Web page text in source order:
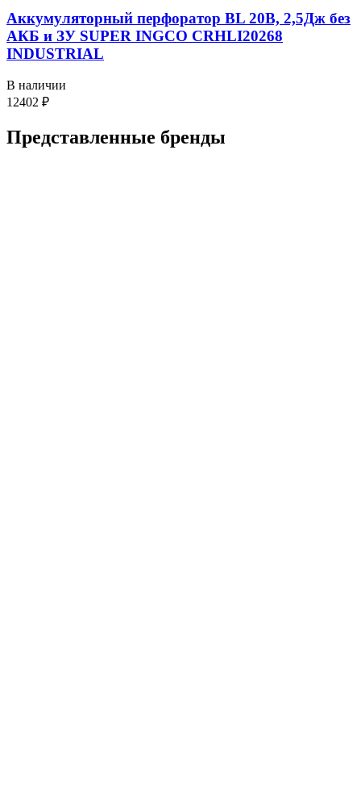
Аккумуляторный перфоратор BL 20В, 2,5Дж без
АКБ и ЗУ SUPER INGCO CRHLI20268
INDUSTRIAL
В наличии
12402 ₽
Представленные бренды